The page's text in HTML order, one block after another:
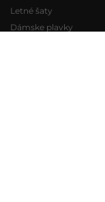
Letné šaty
Dámske plavky